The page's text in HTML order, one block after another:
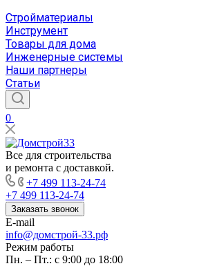
Стройматериалы
Инструмент
Товары для дома
Инженерные системы
Наши партнеры
Статьи
0
Все для строительства
и ремонта с доставкой.
+7 499 113-24-74
+7 499 113-24-74
Заказать звонок
E-mail
info@домстрой-33.рф
Режим работы
Пн. – Пт.: с 9:00 до 18:00